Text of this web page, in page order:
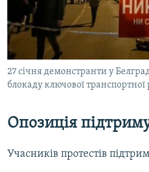
27 січня демонстранти у
блокаду ключової транспортної
Опозиція
Учасників протестів